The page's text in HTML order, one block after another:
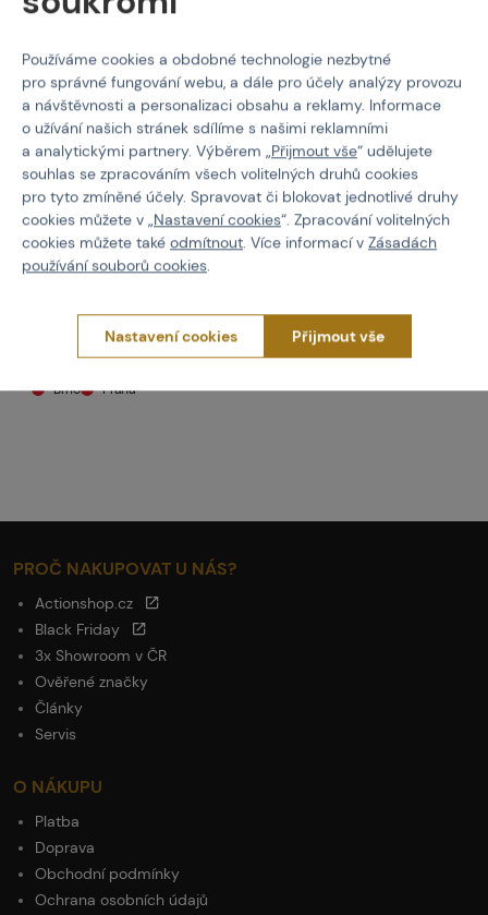
NEUVEDENO
CO2 Tank- 20oz with Pin
Valve
749 Kč
Brno
Praha
PROČ NAKUPOVAT U NÁS?
Actionshop.cz
Black Friday
3x Showroom v ČR
Ověřené značky
Články
Servis
O NÁKUPU
Platba
Doprava
Obchodní podmínky
Ochrana osobních údajů
Používáme cookies a obdobné technologie nezbytné
pro správné fungování webu, a dále pro účely analýzy provozu
a návštěvnosti a personalizaci obsahu a reklamy. Informace
o užívání našich stránek sdílíme s našimi reklamními
a analytickými partnery. Výběrem „Přijmout vše“ udělujete
souhlas se zpracováním všech volitelných druhů cookies
pro tyto zmíněné účely. Spravovat či blokovat jednotlivé druhy
cookies můžete v „Nastavení cookies“. Zpracování volitelných
cookies můžete také odmítnout. Více informací v Zásadách
používání souborů cookies.
Nastavení cookies Přijmout vše